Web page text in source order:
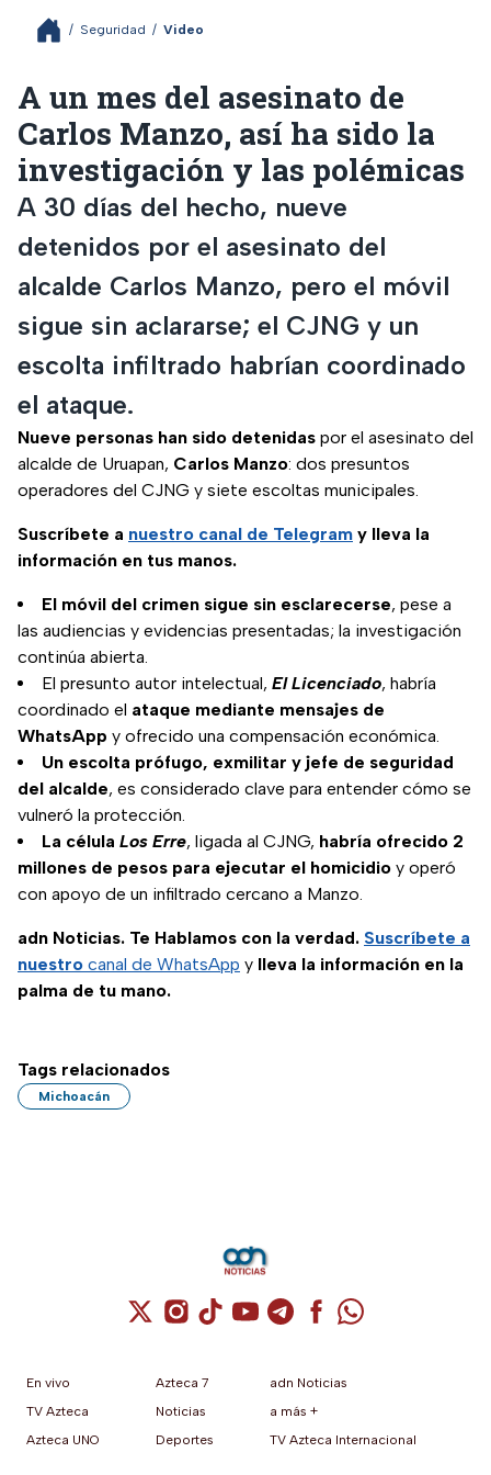
/ Seguridad / Video
A un mes del asesinato de
Carlos Manzo, así ha sido la
investigación y las polémicas
A 30 días del hecho, nueve
detenidos por el asesinato del
alcalde Carlos Manzo, pero el móvil
sigue sin aclararse; el CJNG y un
escolta infiltrado habrían coordinado
el ataque.
Nueve personas han sido detenidas por el asesinato del
alcalde de Uruapan, Carlos Manzo: dos presuntos
operadores del CJNG y siete escoltas municipales.
Suscríbete a nuestro canal de Telegram y lleva la
información en tus manos.
El móvil del crimen sigue sin esclarecerse, pese a
las audiencias y evidencias presentadas; la investigación
continúa abierta.
El presunto autor intelectual, El Licenciado, habría
coordinado el ataque mediante mensajes de
WhatsApp y ofrecido una compensación económica.
Un escolta prófugo, exmilitar y jefe de seguridad
del alcalde, es considerado clave para entender cómo se
vulneró la protección.
La célula Los Erre, ligada al CJNG, habría ofrecido 2
millones de pesos para ejecutar el homicidio y operó
con apoyo de un infiltrado cercano a Manzo.
adn Noticias. Te Hablamos con la verdad. Suscríbete a
nuestro canal de WhatsApp y lleva la información en la
palma de tu mano.
Tags relacionados
Michoacán
Cuenta de X / Twitter (se abre en una
Cuenta de Instagram (se abre en una
Cuenta de TikTok (se abre en
Cuenta de YouTube (se abre
Cuenta de Telegram (se
Cuenta de
Cuenta de
En vivo
TV Azteca
Azteca UNO
Azteca 7
Noticias
Deportes
adn Noticias
a más +
TV Azteca Internacional